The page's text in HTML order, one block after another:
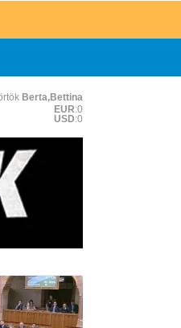
Berta,Bettina
EUR:0
USD:0